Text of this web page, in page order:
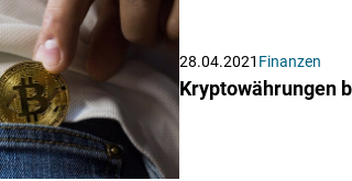
28.04.2021 Finanzen
Kryptowährungen